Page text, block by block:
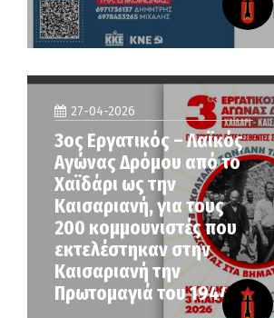
27-04-2026
3ος Εργατικός – Λαϊκός
Αγώνας Δρόμου από το
Χαϊδάρι ως την
Καισαριανή, για τους
200 κομμουνιστές που
εκτελέστηκαν στην
Καισαριανή την
Πρωτομαγιά του 1944